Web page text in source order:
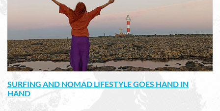
SURFING AND NOMAD LIFESTYLE GOES HAND IN
HAND